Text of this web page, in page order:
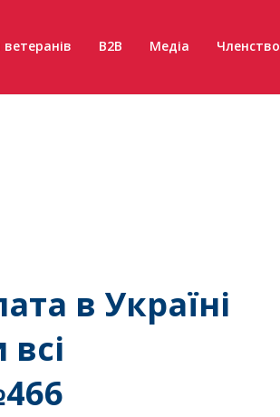
ветеранів B2B Медіа Членство
в Україні